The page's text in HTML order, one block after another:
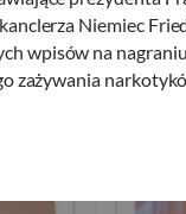
Niemiec
wpisów na
zażywania